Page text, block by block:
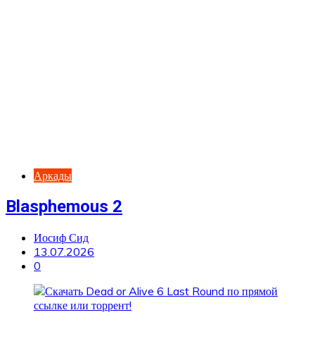
Аркады
Blasphemous 2
Иосиф Сид
13.07.2026
0